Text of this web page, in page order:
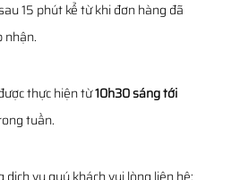
15 phút kể từ khi đơn hàng đã
nhận.
thực hiện từ10h30 sáng tới
tuần.